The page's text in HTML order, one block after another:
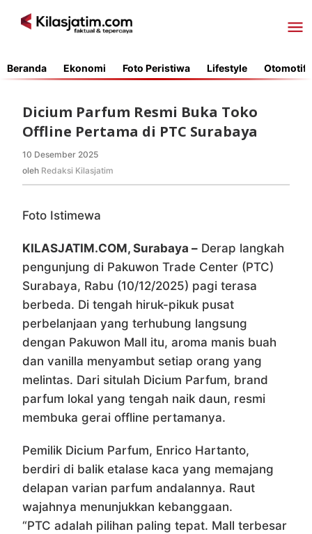
Beranda Ekonomi Foto Peristiwa Lifestyle Otomotif
Dicium Parfum Resmi Buka Toko
Offline Pertama di PTC Surabaya
10 Desember 2025
Redaksi
oleh Redaksi Kilasjatim
Foto Istimewa
KILASJATIM.COM, Surabaya – Derap langkah
pengunjung di Pakuwon Trade Center (PTC)
Surabaya, Rabu (10/12/2025) pagi terasa
berbeda. Di tengah hiruk-pikuk pusat
perbelanjaan yang terhubung langsung
dengan Pakuwon Mall itu, aroma manis buah
dan vanilla menyambut setiap orang yang
melintas. Dari situlah Dicium Parfum, brand
parfum lokal yang tengah naik daun, resmi
membuka gerai offline pertamanya.
Pemilik Dicium Parfum, Enrico Hartanto,
berdiri di balik etalase kaca yang memajang
delapan varian parfum andalannya. Raut
wajahnya menunjukkan kebanggaan.
“PTC adalah pilihan paling tepat. Mall terbesar